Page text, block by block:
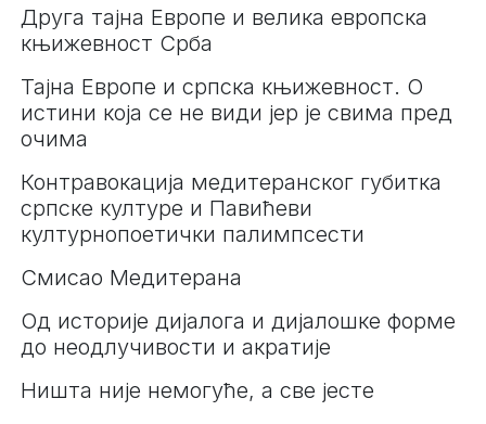
Друга тајна Европе и велика европска
књижевност Срба
Тајна Европе и српска књижевност. О
истини која се не види јер је свима пред
очима
Контравокација медитеранског губитка
српске културе и Павићеви
културнопоетички палимпсести
Смисао Медитерана
Од историје дијалога и дијалошке форме
до неодлучивости и акратије
Ништа није немогуће, а све јесте